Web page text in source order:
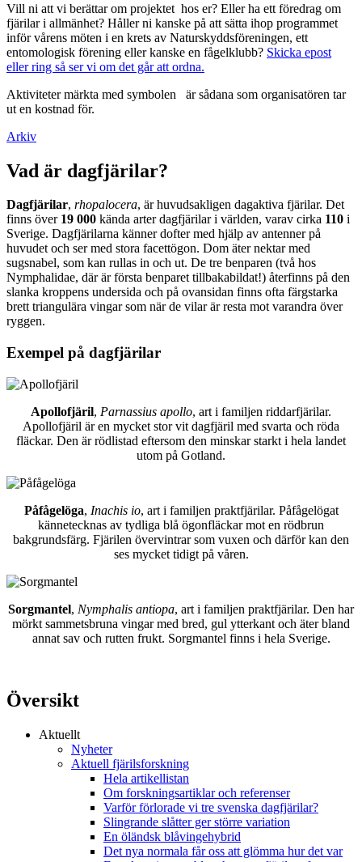
Vill ni att vi berättar om projektet hos er? Eller ha ett föredrag om
fjärilar i allmänhet? Håller ni kanske på att sätta ihop programmet
inför vårens möten i en krets av Naturskyddsföreningen, ett
entomologisk förening eller kanske en fågelklubb? Skicka epost
eller ring så ser vi om det går att ordna.
Aktiviteter märkta med symbolen
är sådana som organisatören tar
ut en kostnad för.
Arkiv
Vad är dagfjärilar?
Dagfjärilar, rhopalocera, är huvudsakligen dagaktiva fjärilar. Det
finns över 19 000 kända arter dagfjärilar i världen, varav cirka 110 i
Sverige. Dagfjärilarna känner dofter med hjälp av antenner på
huvudet och ser med stora facettögon. Dom äter nektar med
sugsnabel, som kan rullas in och ut. De tre benparen (två hos
Nymphalidae, där är första benparet tillbakabildat!) återfinns på den
slanka kroppens undersida och på ovansidan finns ofta färgstarka
brett triangulära vingar som när de vilar är resta mot varandra över
ryggen.
Exempel på dagfjärilar
Apollofjäril, Parnassius apollo, art i familjen riddarfjärilar.
Apollofjäril är en mycket stor vit dagfjäril med svarta och röda
fläckar. Den är rödlistad eftersom den minskar starkt i hela landet
utom på Gotland.
Påfågelöga, Inachis io, art i familjen praktfjärilar. Påfågelögat
kännetecknas av tydliga blå ögonfläckar mot en rödbrun
bakgrundsfärg. Fjärilen övervintrar som vuxen och därför kan den
ses mycket tidigt på våren.
Sorgmantel, Nymphalis antiopa, art i familjen praktfjärilar. Den har
mörkt sammetsbruna vingar med bred, gul ytterkant och äter bland
annat sav och rutten frukt. Sorgmantel finns i hela Sverige.
Översikt
Aktuellt
Nyheter
Aktuell fjärilsforskning
Hela artikellistan
Om forskningsartiklar och referenser
Varför förlorade vi tre svenska dagfjärilar?
Slingrande slåtter ger större variation
En öländsk blåvingehybrid
Det nya normala får oss att glömma hur det var